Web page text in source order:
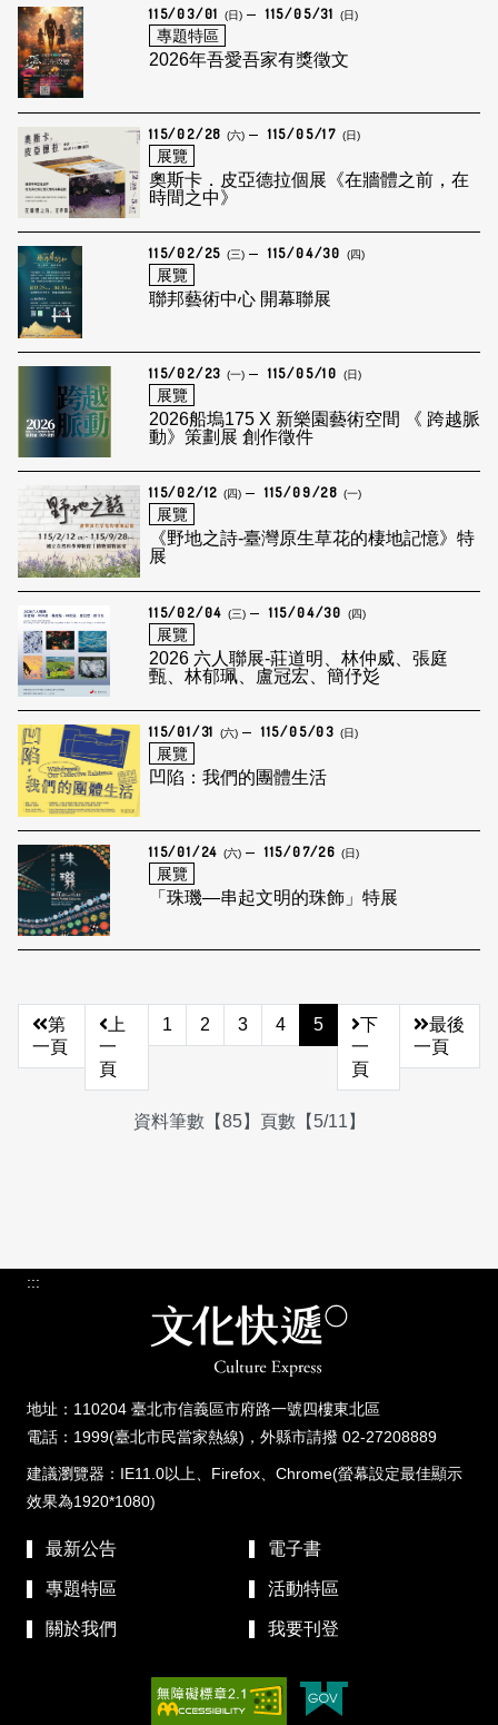
115/03/01 (日) 115/05/31 (日)
專題特區
2026年吾愛吾家有獎徵文
115/02/28 (六) 115/05/17 (日)
展覽
奧斯卡．皮亞德拉個展《在牆體之前，在
時間之中》
115/02/25 (三) 115/04/30 (四)
展覽
聯邦藝術中心 開幕聯展
115/02/23 (一) 115/05/10 (日)
展覽
2026船塢175 X 新樂園藝術空間 《 跨越脈
動》策劃展 創作徵件
115/02/12 (四) 115/09/28 (一)
展覽
《野地之詩-臺灣原生草花的棲地記憶》特
展
115/02/04 (三) 115/04/30 (四)
展覽
2026 六人聯展-莊道明、林仲威、張庭
甄、林郁珮、盧冠宏、簡伃彣
115/01/31 (六) 115/05/03 (日)
展覽
凹陷：我們的團體生活
115/01/24 (六) 115/07/26 (日)
展覽
「珠璣—串起文明的珠飾」特展
第
一頁
上
一
頁
1 2 3 4 5
下
一
頁
最後
一頁
資料筆數【85】頁數【5/11】
:::
地址：110204 臺北市信義區市府路一號四樓東北區
電話：1999(臺北市民當家熱線)，外縣市請撥 02-27208889
建議瀏覽器：IE11.0以上、Firefox、Chrome(螢幕設定最佳顯示
效果為1920*1080)
最新公告 電子書
專題特區 活動特區
關於我們 我要刊登